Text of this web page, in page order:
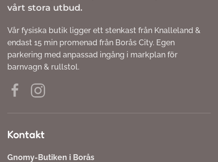
vårt stora utbud.
Vår fysiska butik ligger ett stenkast från Knalleland &
endast 15 min promenad från Borås City. Egen
parkering med anpassad ingång i markplan för
barnvagn & rullstol.
Kontakt
Gnomy-Butiken i Borås